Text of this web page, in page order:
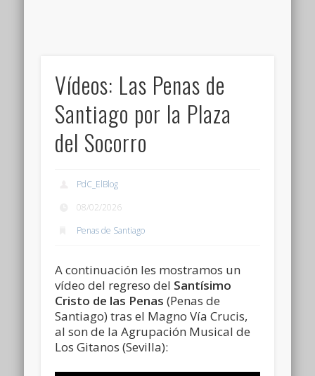
Vídeos: Las Penas de
Santiago por la Plaza
del Socorro
PdC_ElBlog
08/02/2026
Penas de Santiago
A continuación les mostramos un
vídeo del regreso del Santísimo
Cristo de las Penas (Penas de
Santiago) tras el Magno Vía Crucis,
al son de la Agrupación Musical de
Los Gitanos (Sevilla):